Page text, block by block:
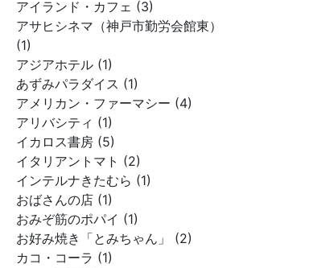
アイランド・カフェ (3)
アサヒシネマ（神戸市勤労会館東）
(1)
アジアホテル (1)
あずみパラダイス (1)
アメリカン・ファーマシー (4)
アリバシティ (1)
イカロス書房 (5)
イタリアントマト (2)
インテルナきたむら (1)
おばさんの店 (1)
おみぞ筋のポパイ (1)
お好み焼き「とみちゃん」 (2)
カコ・コーラ (1)